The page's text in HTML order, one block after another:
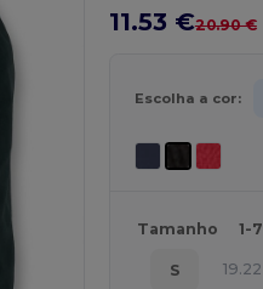
11.53 €20.90 €
Escolha a cor:
Tamanho 1-7
S 19.22